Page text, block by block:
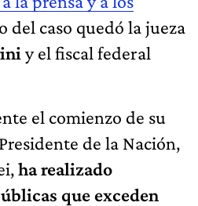
del caso quedó la jueza
y el fiscal federal
el comienzo de su
de la Nación,
ha realizado
que exceden